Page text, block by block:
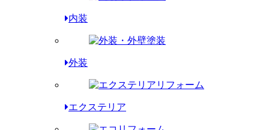
内装
外装
エクステリア